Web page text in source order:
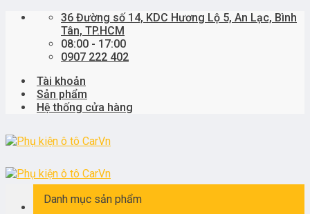
Skip
36 Đường số 14, KDC Hương Lộ 5, An Lạc, Bình
Tân, TP.HCM
08:00 - 17:00
0907 222 402
Tài khoản
Sản phẩm
Hệ thống cửa hàng
Danh mục sản phẩm